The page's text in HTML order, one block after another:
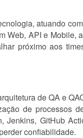
atuando
Web, API e Mobile,
próximo aos
de QA e
de processos
Jenkins, GitHub
confiabilidade.